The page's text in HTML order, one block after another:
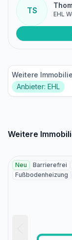
TS EHL
Weitere
Anbieter: EHL
Weitere
Neu Barrierefrei
Fußbodenheizung